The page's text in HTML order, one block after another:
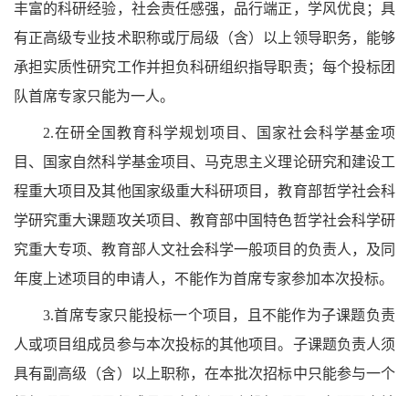
丰富的科研经验，社会责任感强，品行端正，学风优良；具
有正高级专业技术职称或厅局级（含）以上领导职务，能够
承担实质性研究工作并担负科研组织指导职责；每个投标团
队首席专家只能为一人。
2.在研全国教育科学规划项目、国家社会科学基金项
目、国家自然科学基金项目、马克思主义理论研究和建设工
程重大项目及其他国家级重大科研项目，教育部哲学社会科
学研究重大课题攻关项目、教育部中国特色哲学社会科学研
究重大专项、教育部人文社会科学一般项目的负责人，及同
年度上述项目的申请人，不能作为首席专家参加本次投标。
3.首席专家只能投标一个项目，且不能作为子课题负责
人或项目组成员参与本次投标的其他项目。子课题负责人须
具有副高级（含）以上职称，在本批次招标中只能参与一个